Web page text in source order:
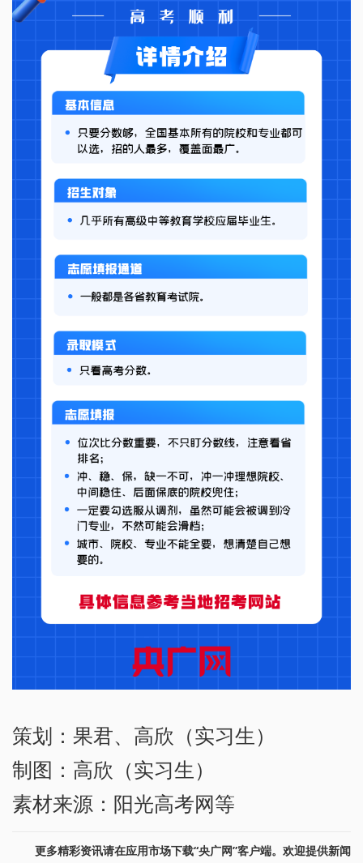
策划：果君、高欣（实习生）
制图：高欣（实习生）
素材来源：阳光高考网等
更多精彩资讯请在应用市场下载“央广网”客户端。欢迎提供新闻